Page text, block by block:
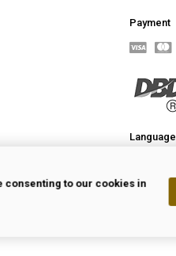
Payment
Language
consenting to our cookies in